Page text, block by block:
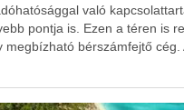
való
pontja is. Ezen a téren is
megbízható bérszámfejtő cég.
jogszabályi változást hozott